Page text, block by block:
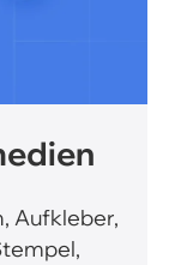
Aufkleber,